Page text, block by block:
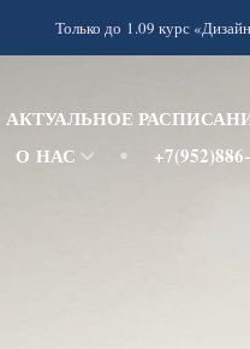
АКТУАЛЬНОЕ
О НАС
Только до 1.09 курс «Дизайн